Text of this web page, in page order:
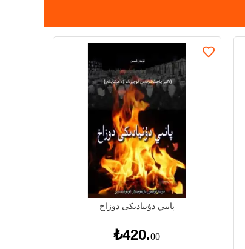
پانىي دۇنيادىكى دوزاخ
₺420.00